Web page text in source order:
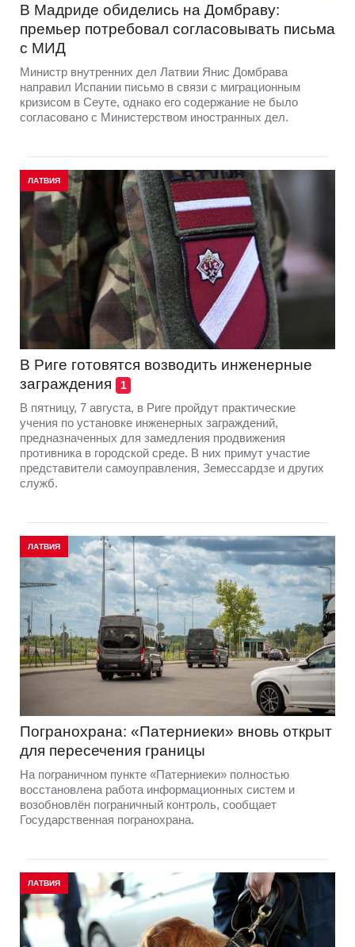
В Мадриде обиделись на Домбраву:
премьер потребовал согласовывать письма
с МИД
Министр внутренних дел Латвии Янис Домбрава
направил Испании письмо в связи с миграционным
кризисом в Сеуте, однако его содержание не было
согласовано с Министерством иностранных дел.
ЛАТВИЯ
В Риге готовятся возводить инженерные
заграждения
1
В пятницу, 7 августа, в Риге пройдут практические
учения по установке инженерных заграждений,
предназначенных для замедления продвижения
противника в городской среде. В них примут участие
представители самоуправления, Земессардзе и других
служб.
ЛАТВИЯ
Погранохрана: «Патерниеки» вновь открыт
для пересечения границы
На пограничном пункте «Патерниеки» полностью
восстановлена работа информационных систем и
возобновлён пограничный контроль, сообщает
Государственная погранохрана.
ЛАТВИЯ